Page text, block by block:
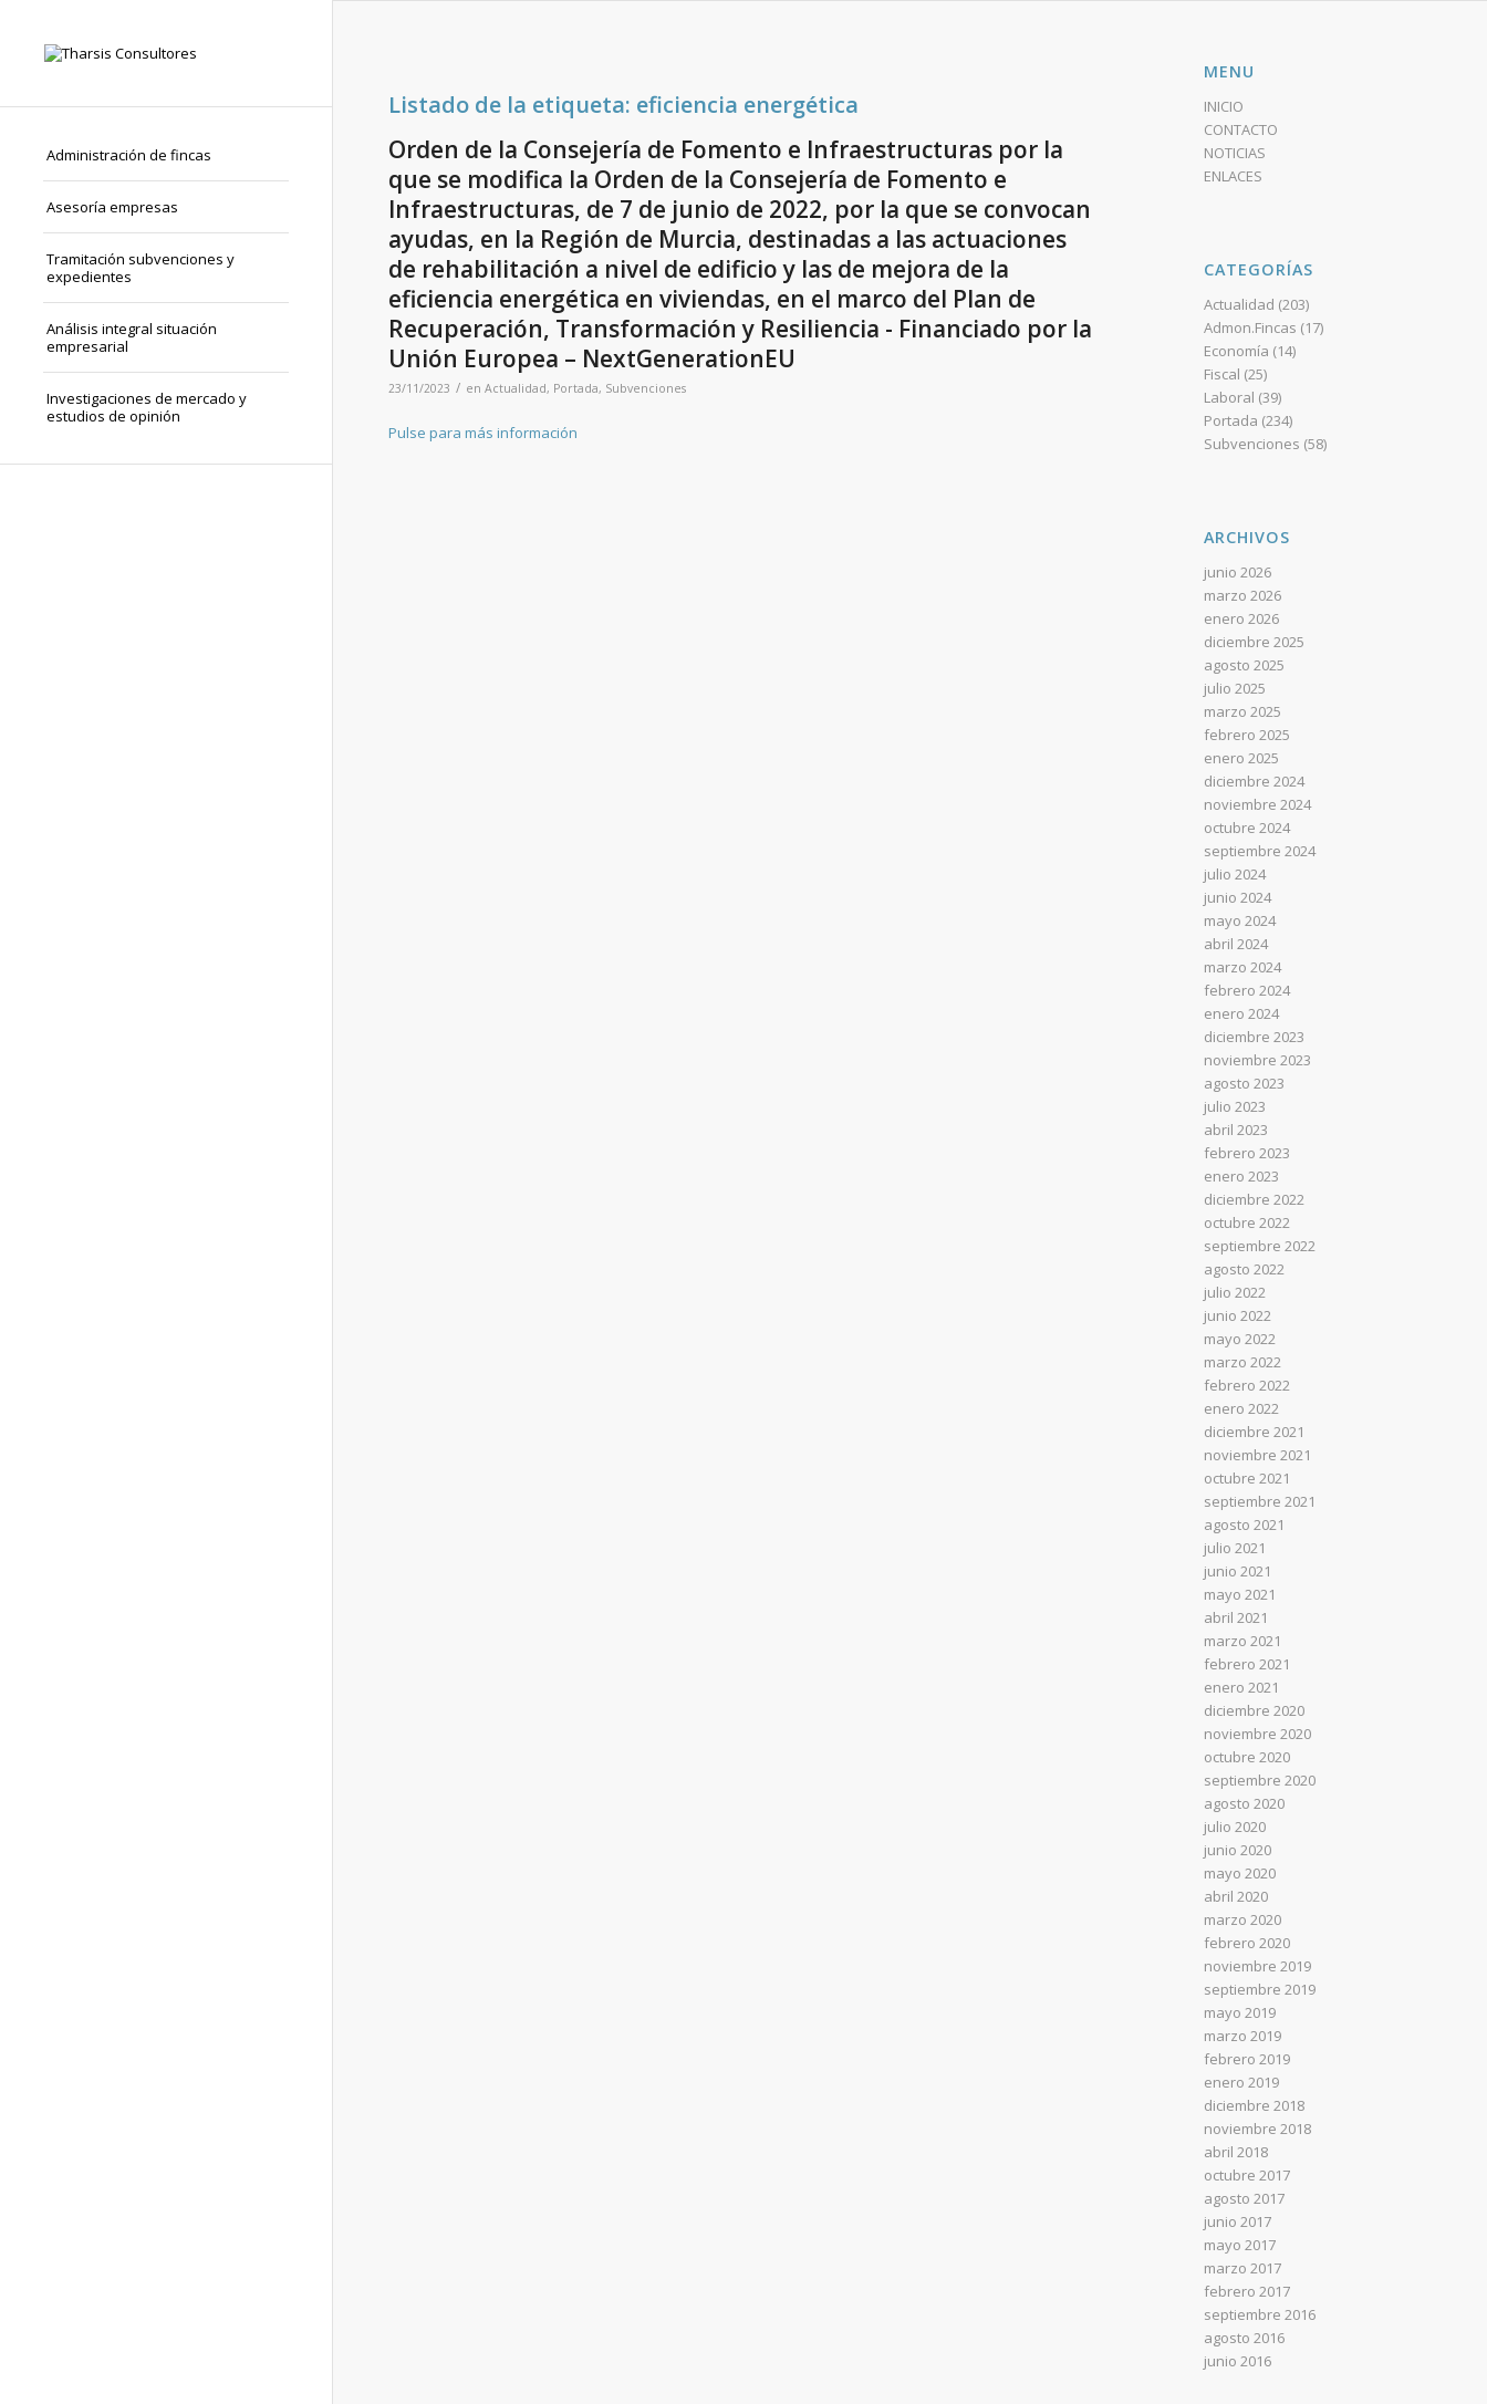
Administración de fincas
Asesoría empresas
Tramitación subvenciones y
expedientes
Análisis integral situación
empresarial
Investigaciones de mercado y
estudios de opinión
Listado de la etiqueta: eficiencia energética
Orden de la Consejería de Fomento e Infraestructuras por la
que se modifica la Orden de la Consejería de Fomento e
Infraestructuras, de 7 de junio de 2022, por la que se convocan
ayudas, en la Región de Murcia, destinadas a las actuaciones
de rehabilitación a nivel de edificio y las de mejora de la
eficiencia energética en viviendas, en el marco del Plan de
Recuperación, Transformación y Resiliencia - Financiado por la
Unión Europea – NextGenerationEU
23/11/2023 / en Actualidad, Portada, Subvenciones
Pulse para más información
MENU
INICIO
CONTACTO
NOTICIAS
ENLACES
CATEGORÍAS
Actualidad (203)
Admon.Fincas (17)
Economía (14)
Fiscal (25)
Laboral (39)
Portada (234)
Subvenciones (58)
ARCHIVOS
junio 2026
marzo 2026
enero 2026
diciembre 2025
agosto 2025
julio 2025
marzo 2025
febrero 2025
enero 2025
diciembre 2024
noviembre 2024
octubre 2024
septiembre 2024
julio 2024
junio 2024
mayo 2024
abril 2024
marzo 2024
febrero 2024
enero 2024
diciembre 2023
noviembre 2023
agosto 2023
julio 2023
abril 2023
febrero 2023
enero 2023
diciembre 2022
octubre 2022
septiembre 2022
agosto 2022
julio 2022
junio 2022
mayo 2022
marzo 2022
febrero 2022
enero 2022
diciembre 2021
noviembre 2021
octubre 2021
septiembre 2021
agosto 2021
julio 2021
junio 2021
mayo 2021
abril 2021
marzo 2021
febrero 2021
enero 2021
diciembre 2020
noviembre 2020
octubre 2020
septiembre 2020
agosto 2020
julio 2020
junio 2020
mayo 2020
abril 2020
marzo 2020
febrero 2020
noviembre 2019
septiembre 2019
mayo 2019
marzo 2019
febrero 2019
enero 2019
diciembre 2018
noviembre 2018
abril 2018
octubre 2017
agosto 2017
junio 2017
mayo 2017
marzo 2017
febrero 2017
septiembre 2016
agosto 2016
junio 2016